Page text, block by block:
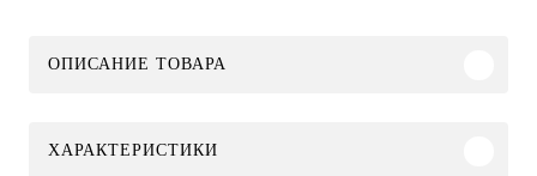
ОПИСАНИЕ ТОВАРА
ХАРАКТЕРИСТИКИ